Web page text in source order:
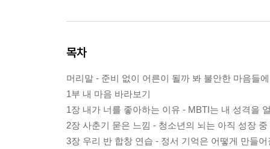
목차
머리말 - 준비 없이 어른이 될까 봐 불안한 마음들
1부 내 마음 바라보기
1장 내가 너를 좋아하는 이유 - MBTI는 내 성격을
2장 사춘기 묻은 느낌 - 청소년의 뇌는 아직 성장 중
3장 우리 반 합창 연습 - 정서 기억은 어떻게 만들어